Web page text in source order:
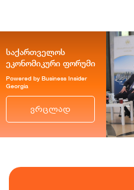
საქართველოს
ეკონომიკური ფორუმი
Powered by Business Insider
Georgia
ვრცლად